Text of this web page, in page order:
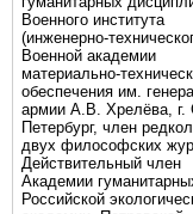
Военного института
(инженерно-
Военной академии
материально-
обеспечения им.
армии А.В. Хрелёва, г.
Петербург, член
двух философских
Действительный член
Академии
Российской